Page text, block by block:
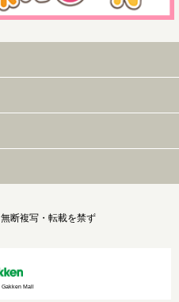
断複写・転載を禁ず
Gakken Mall